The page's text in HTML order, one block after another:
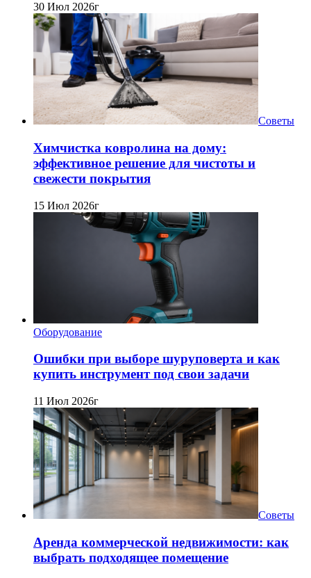
30 Июл 2026г
Советы
Химчистка ковролина на дому:
эффективное решение для чистоты и
свежести покрытия
15 Июл 2026г
Оборудование
Ошибки при выборе шуруповерта и как
купить инструмент под свои задачи
11 Июл 2026г
Советы
Аренда коммерческой недвижимости: как
выбрать подходящее помещение